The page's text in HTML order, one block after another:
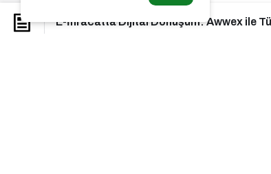
E-İhracatta Dijital Dönüşüm: Awwex ile